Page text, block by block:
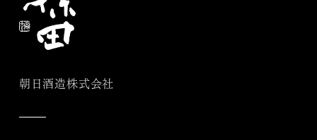
朝日酒造株式会社